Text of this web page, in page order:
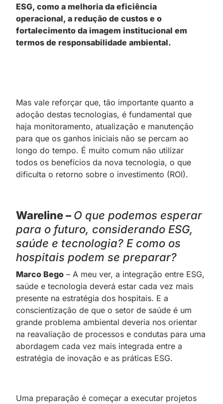
ESG, como a melhoria da eficiência
operacional, a redução de custos e o
fortalecimento da imagem institucional em
termos de responsabilidade ambiental.
Mas vale reforçar que, tão importante quanto a
adoção destas tecnologias, é fundamental que
haja monitoramento, atualização e manutenção
para que os ganhos iniciais não se percam ao
longo do tempo. É muito comum não utilizar
todos os benefícios da nova tecnologia, o que
dificulta o retorno sobre o investimento (ROI).
Wareline – O que podemos esperar
para o futuro, considerando ESG,
saúde e tecnologia? E como os
hospitais podem se preparar?
Marco Bego – A meu ver, a integração entre ESG,
saúde e tecnologia deverá estar cada vez mais
presente na estratégia dos hospitais. E a
conscientização de que o setor de saúde é um
grande problema ambiental deveria nos orientar
na reavaliação de processos e condutas para uma
abordagem cada vez mais integrada entre a
estratégia de inovação e as práticas ESG.
Uma preparação é começar a executar projetos